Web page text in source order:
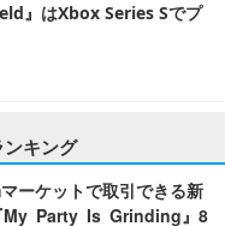
』はXbox Series Sでプ
キング
ーケットで取引できる新
My Party Is Grinding』8